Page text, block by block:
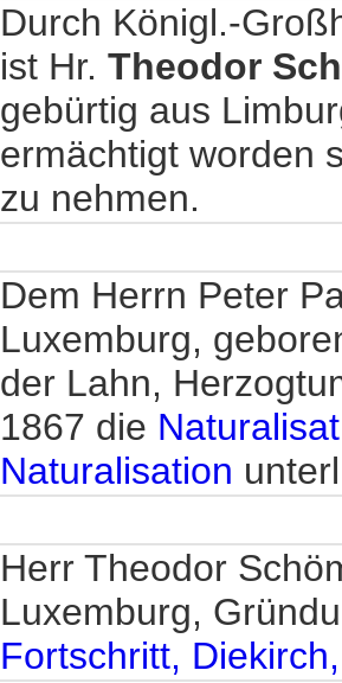
Durch Königl.-
ist Hr. Theodor
gebürtig aus
ermächtigt worden
zu nehmen.
Dem Herrn Peter
Luxemburg,
der Lahn,
1867 die
Naturalisation
Herr Theodor
Luxemburg,
Fortschritt, Diekirch,